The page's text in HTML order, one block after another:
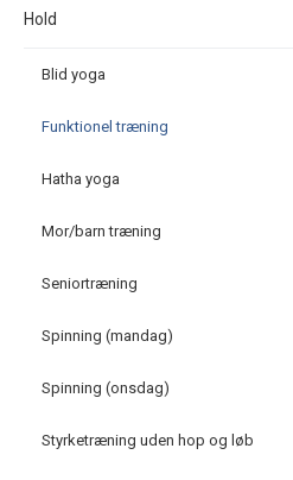
Hold
Blid yoga
Funktionel træning
Hatha yoga
Mor/barn træning
Seniortræning
Spinning (mandag)
Spinning (onsdag)
Styrketræning uden hop og løb